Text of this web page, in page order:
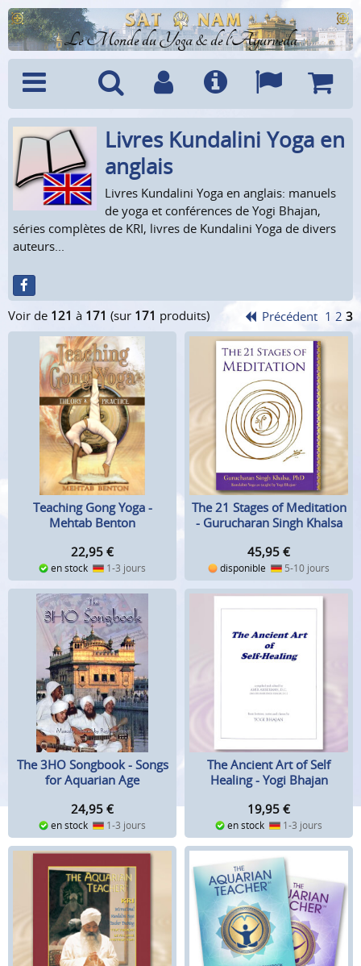
Le Monde du Yoga & de l'Ayurveda
Menu Recherche
CompteInfo LanguesPanier
Livres Kundalini Yoga en
anglais
Livres Kundalini Yoga en anglais: manuels
de yoga et conférences de Yogi Bhajan,
séries complètes de KRI, livres de Kundalini Yoga de divers
auteurs...
Voir de 121 à 171 (sur 171 produits) Précédent 1 2 3
Teaching Gong Yoga -
Mehtab Benton
22,95 €
en stock 1-3 jours
The 21 Stages of Meditation
- Gurucharan Singh Khalsa
45,95 €
disponible 5-10 jours
The 3HO Songbook - Songs
for Aquarian Age
24,95 €
en stock 1-3 jours
The Ancient Art of Self
Healing - Yogi Bhajan
19,95 €
en stock 1-3 jours